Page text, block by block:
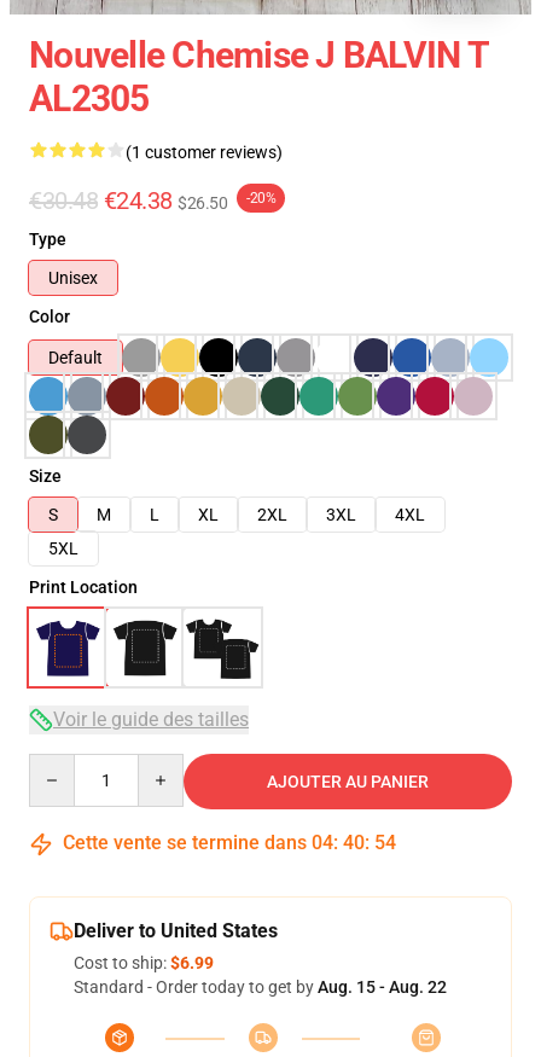
Nouvelle Chemise J BALVIN T
AL2305
(1 customer reviews)
€30.48 €24.38 $26.50 -20%
Type
Unisex
Color
Default
Size
S
M L XL 2XL 3XL
4XL
5XL
Print Location
Voir le guide des tailles
AJOUTER AU PANIER
Cette vente se termine dans 04: 40: 54
Deliver to United States
Cost to ship:$6.99
Standard - Order today to get byAug. 15 - Aug. 22